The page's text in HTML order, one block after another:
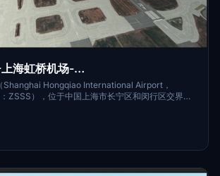
海虹桥机场-
Shanghai Hongqiao International Airport，
ZSSS），位于中国上海市长宁区和闵行区交界
为4E级民用国际机场，是中国三大门户复合枢纽
班机场、对外开放的一类航空口岸和国际航班备降
际机场始建于1921年，于1950年重建；1971年由
东交通中心工程。 [3-4] 据2017年9月综合信息显